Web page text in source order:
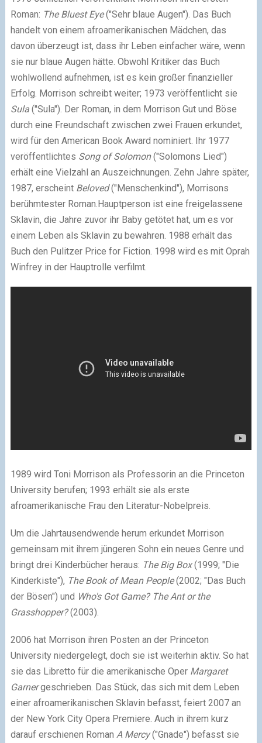
Roman: The Bluest Eye("Sehr blaue Augen"). Das Buch
handelt von einem afroamerikanischen Mädchen, das
davon überzeugt ist, dass ihr Leben einfacher wäre, wenn
sie nur blaue Augen hätte. Obwohl Kritiker das Buch
wohlwollend aufnehmen, ist es kein großer finanzieller
Erfolg. Morrison schreibt weiter; 1973 veröffentlicht sie
Sula ("Sula"). Der Roman, in dem Morrison Gut und Böse
durch eine Freundschaft zwischen zwei Frauen erkundet,
wird für den American Book Award nominiert. Ihr 1977
veröffentlichtes Song of Solomon("Solomons Lied")
erhält eine Vielzahl an Auszeichnungen. Zehn Jahre später,
1987, erscheint Beloved("Menschenkind"), Morrisons
berühmtester Roman.Hauptperson ist eine freigelassene
Sklavin, die Jahre zuvor ihr Baby getötet hat, um es vor
einem Leben als Sklavin zu bewahren. 1988 erhält das
Buch den Pulitzer Price for Fiction. 1998 wird es mit Oprah
Winfrey in der Hauptrolle verfilmt.
1989 wird Toni Morrison als Professorin an die Princeton
University berufen; 1993 erhält sie als erste
afroamerikanische Frau den Literatur-Nobelpreis.
Um die Jahrtausendwende herum erkundet Morrison
gemeinsam mit ihrem jüngeren Sohn ein neues Genre und
bringt drei Kinderbücher heraus: The Big Box(1999; "Die
Kinderkiste"), The Book of Mean People(2002; "Das Buch
der Bösen") und Who's Got Game? The Ant or the
Grasshopper?(2003).
2006 hat Morrison ihren Posten an der Princeton
University niedergelegt, doch sie ist weiterhin aktiv. So hat
sie das Libretto für die amerikanische Oper Margaret
Garnergeschrieben. Das Stück, das sich mit dem Leben
einer afroamerikanischen Sklavin befasst, feiert 2007 an
der New York City Opera Premiere. Auch in ihrem kurz
darauf erschienen Roman A Mercy("Gnade") befasst sie